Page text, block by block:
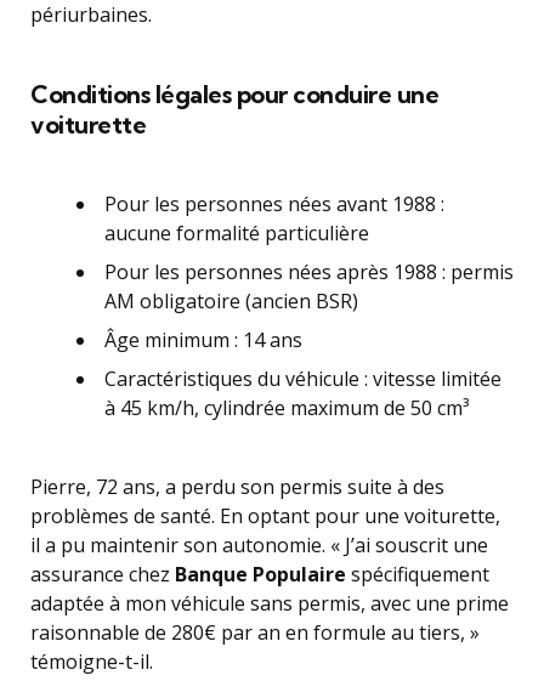
périurbaines.
Conditions légales pour conduire une
voiturette
Pour les personnes nées avant 1988 :
aucune formalité particulière
Pour les personnes nées après 1988 : permis
AM obligatoire (ancien BSR)
Âge minimum : 14 ans
Caractéristiques du véhicule : vitesse limitée
à 45 km/h, cylindrée maximum de 50 cm³
Pierre, 72 ans, a perdu son permis suite à des
problèmes de santé. En optant pour une voiturette,
il a pu maintenir son autonomie. « J’ai souscrit une
assurance chez Banque Populaire spécifiquement
adaptée à mon véhicule sans permis, avec une prime
raisonnable de 280€ par an en formule au tiers, »
témoigne-t-il.